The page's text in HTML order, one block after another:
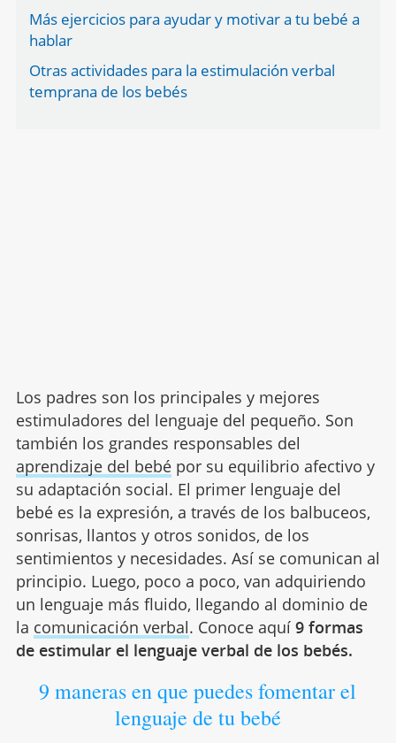
Más ejercicios para ayudar y motivar a tu bebé a
hablar
Otras actividades para la estimulación verbal
temprana de los bebés
Los padres son los principales y mejores
estimuladores del lenguaje del pequeño. Son
también los grandes responsables del
aprendizaje del bebépor su equilibrio afectivo y
su adaptación social. El primer lenguaje del
bebé es la expresión, a través de los balbuceos,
sonrisas, llantos y otros sonidos, de los
sentimientos y necesidades. Así se comunican al
principio. Luego, poco a poco, van adquiriendo
un lenguaje más fluido, llegando al dominio de
la comunicación verbal. Conoce aquí 9 formas
de estimular el lenguaje verbal de los bebés.
9 maneras en que puedes fomentar el
lenguaje de tu bebé